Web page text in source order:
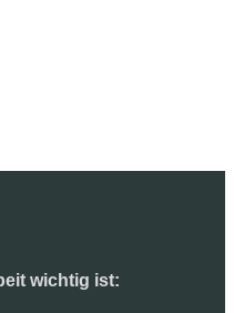
wichtig ist: